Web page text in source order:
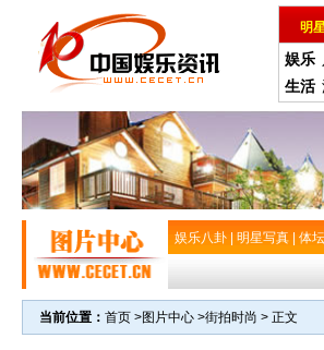
明
娱乐
生活
娱乐八卦 明星写真 体
当前位置： 首页 >图片中心 >街拍时尚 > 正文